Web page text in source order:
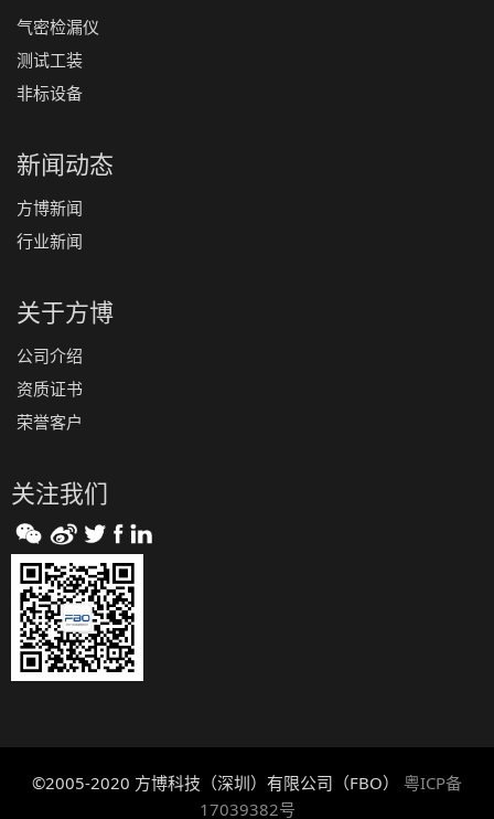
气密检漏仪
测试工装
非标设备
新闻动态
方博新闻
行业新闻
关于方博
公司介绍
资质证书
荣誉客户
关注我们
©2005-2020 方博科技（深圳）有限公司（FBO） 粤ICP备
17039382号